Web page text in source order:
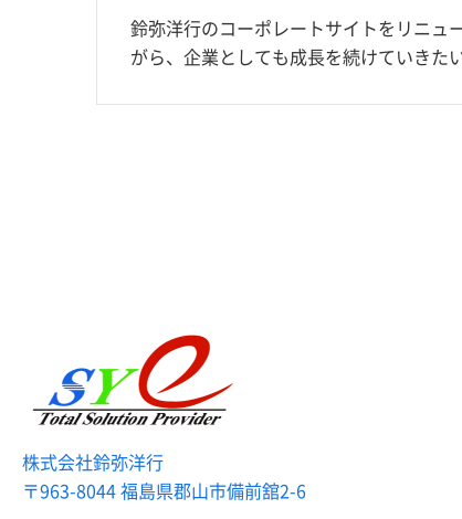
鈴弥洋行のコーポレートサイトをリニュ
がら、企業としても成長を続けていき
株式会社鈴弥洋行
〒963-8044 福島県郡山市備前舘2-6